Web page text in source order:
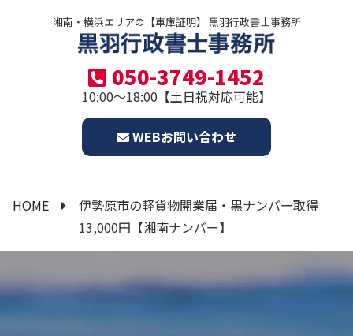
湘南・横浜エリアの【車庫証明】 黒羽行政書士事務所
050-3749-1452
10:00～18:00【土日祝対応可能】
WEBお問い合わせ
HOME
伊勢原市の軽貨物開業届・黒ナンバー取得
13,000円【湘南ナンバー】